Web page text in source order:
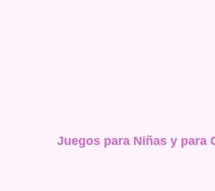
Juegos para Niñas y para